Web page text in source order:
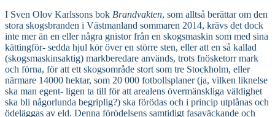
I Sven Olov Karlssons bok Brandvakten, som alltså berättar om den
stora skogsbranden i Västmanland sommaren 2014, krävs det dock
inte mer än en eller några gnistor från en skogsmaskin som med sina
kättingför- sedda hjul kör över en större sten, eller att en så kallad
(skogsmaskinsaktig) markberedare används, trots fnösketorr mark
och förna, för att ett skogsområde stort som tre Stockholm, eller
närmare 14000 hektar, som 20 000 fotbollsplaner (ja, vilken liknelse
ska man egent- ligen ta till för att arealens övermänskliga väldighet
ska bli någorlunda begriplig?) ska förödas och i princip utplånas och
ödeläggas av eld. Denna förödelsens samtidigt fasaväckande och